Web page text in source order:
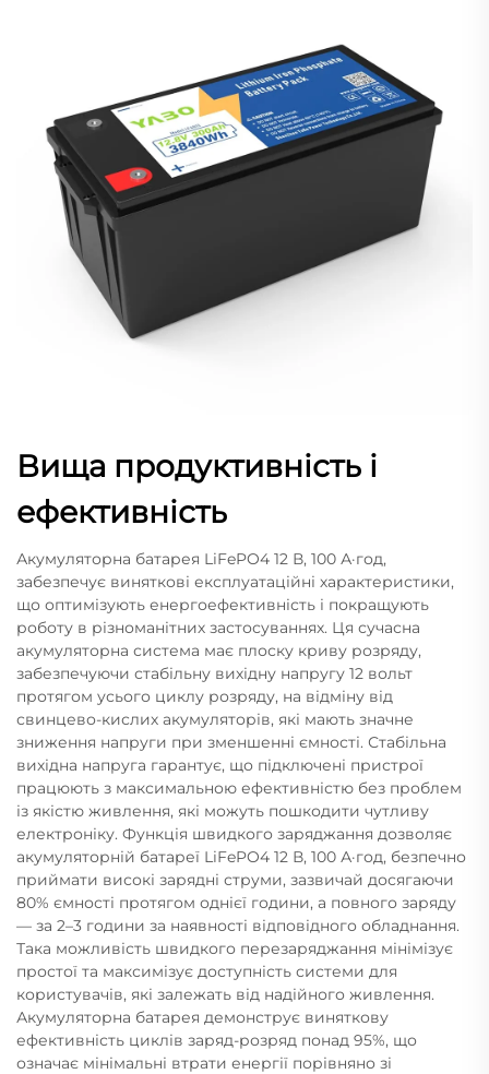
Вища продуктивність і
ефективність
Акумуляторна батарея LiFePO4 12 В, 100 А·год,
забезпечує виняткові експлуатаційні характеристики,
що оптимізують енергоефективність і покращують
роботу в різноманітних застосуваннях. Ця сучасна
акумуляторна система має плоску криву розряду,
забезпечуючи стабільну вихідну напругу 12 вольт
протягом усього циклу розряду, на відміну від
свинцево-кислих акумуляторів, які мають значне
зниження напруги при зменшенні ємності. Стабільна
вихідна напруга гарантує, що підключені пристрої
працюють з максимальною ефективністю без проблем
із якістю живлення, які можуть пошкодити чутливу
електроніку. Функція швидкого заряджання дозволяє
акумуляторній батареї LiFePO4 12 В, 100 А·год, безпечно
приймати високі зарядні струми, зазвичай досягаючи
80% ємності протягом однієї години, а повного заряду
— за 2–3 години за наявності відповідного обладнання.
Така можливість швидкого перезаряджання мінімізує
простої та максимізує доступність системи для
користувачів, які залежать від надійного живлення.
Акумуляторна батарея демонструє виняткову
ефективність циклів заряд-розряд понад 95%, що
означає мінімальні втрати енергії порівняно зі